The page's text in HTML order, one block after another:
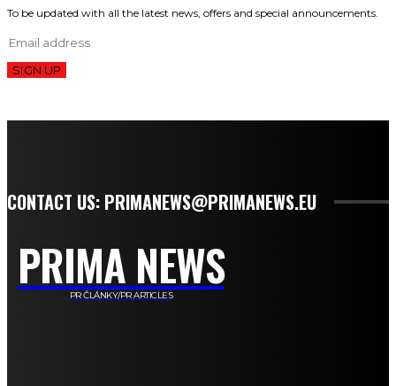
To be updated with all the latest news, offers and special announcements.
SIGN UP
CONTACT US: PRIMANEWS@PRIMANEWS.EU
PRIMA NEWS
PR ČLÁNKY/PR ARTICLES